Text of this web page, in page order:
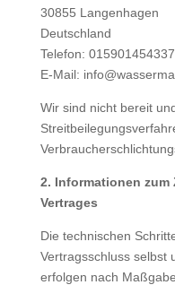
30855 Langenhagen
Deutschland
Telefon: 015901454337
E-Mail:
Wir sind nicht bereit
2. Informationen zum
Vertrages
Die technischen
Vertragsschluss selbst
erfolgen nach